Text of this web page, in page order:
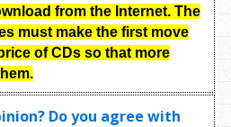
from the Internet. The
must make the first move
of CDs so that more
.
Do you agree with